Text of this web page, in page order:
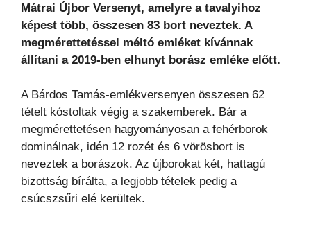
Mátrai Újbor Versenyt, amelyre a tavalyihoz
képest több, összesen 83 bort neveztek. A
megmérettetéssel méltó emléket kívánnak
állítani a 2019-ben elhunyt borász emléke előtt.
A Bárdos Tamás-emlékversenyen összesen 62
tételt kóstoltak végig a szakemberek. Bár a
megmérettetésen hagyományosan a fehérborok
dominálnak, idén 12 rozét és 6 vörösbort is
neveztek a borászok. Az újborokat két, hattagú
bizottság bírálta, a legjobb tételek pedig a
csúcszsűri elé kerültek.